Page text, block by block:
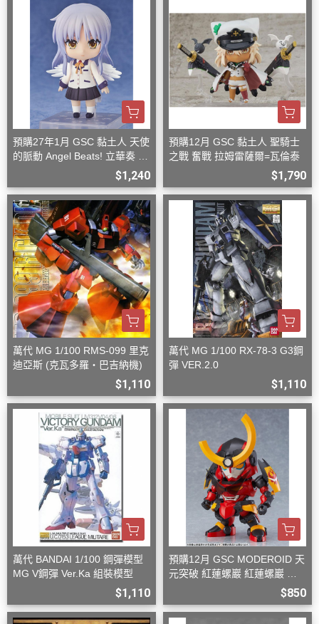
預購27年1月 GSC 黏土人 天使
的脈動 Angel Beats! 立華奏 再
$1,240
預購12月 GSC 黏土人 聖騎士
之戰 奮戰 拉姆雷薩爾=瓦倫泰
$1,790
萬代 MG 1/100 RMS-099 里克
迪亞斯 (克瓦多羅・巴吉納機)
$1,110
萬代 MG 1/100 RX-78-3 G3鋼
彈 VER.2.0
$1,110
萬代 BANDAI 1/100 鋼彈模型
MG V鋼彈 Ver.Ka 組裝模型
$1,110
預購12月 GSC MODEROID 天
元突破 紅蓮螺巖 紅蓮螺巖 再
$850